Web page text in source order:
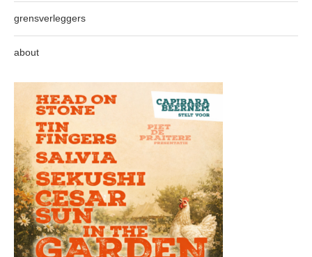
grensverleggers
about